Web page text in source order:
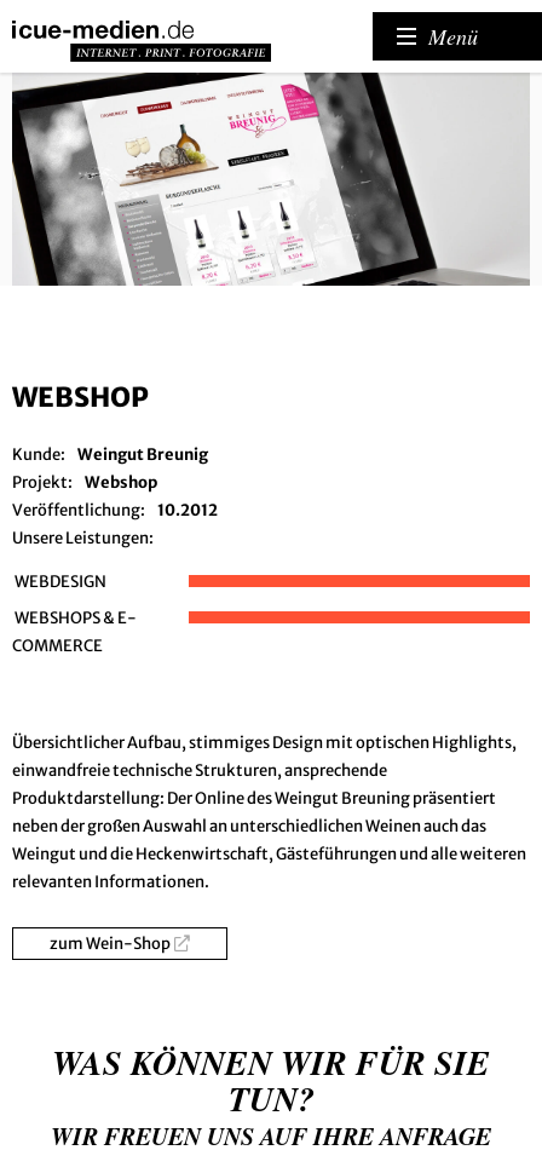
Menü
WEBSHOP
Kunde:
Weingut Breunig
Projekt:
Webshop
Veröffentlichung:
10.2012
Unsere Leistungen:
WEBDESIGN
WEBSHOPS & E-
COMMERCE
Übersichtlicher Aufbau, stimmiges Design mit optischen Highlights,
einwandfreie technische Strukturen, ansprechende
Produktdarstellung: Der Online des Weingut Breuning präsentiert
neben der großen Auswahl an unterschiedlichen Weinen auch das
Weingut und die Heckenwirtschaft, Gästeführungen und alle weiteren
relevanten Informationen.
zum Wein-Shop
WAS KÖNNEN WIR FÜR SIE
TUN?
WIR FREUEN UNS AUF IHRE ANFRAGE